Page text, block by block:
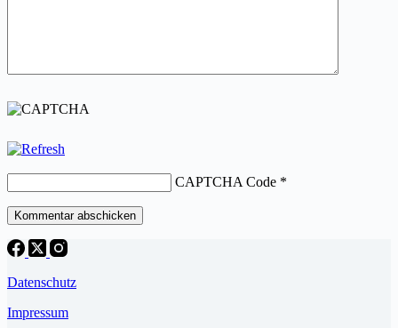
CAPTCHA Code *
Kommentar abschicken
Datenschutz
Impressum